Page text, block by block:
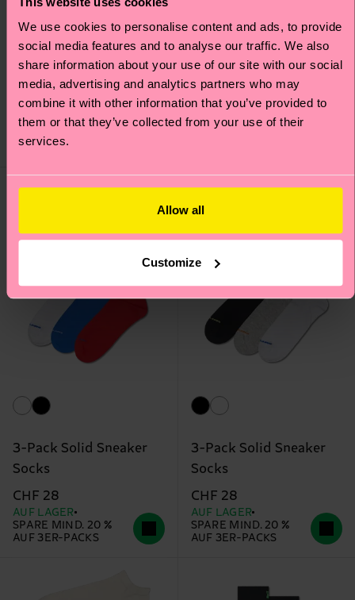
We use cookies to personalise content and ads, to provide
social media features and to analyse our traffic. We also
share information about your use of our site with our social
media, advertising and analytics partners who may
combine it with other information that you’ve provided to
them or that they’ve collected from your use of their
services.
Allow all
Customize
3-Pack Kisses Short
Boxers
CHF 50
AUF LAGER
SPARE MIND. 20 %
AUF 3ER-PACKS
3-Pack Solid Socks
CHF 28
AUF LAGER
3-Pack Solid Sneaker
Socks
CHF 28
AUF LAGER
SPARE MIND. 20 %
AUF 3ER-PACKS
3-Pack Solid Sneaker
Socks
CHF 28
AUF LAGER
SPARE MIND. 20 %
AUF 3ER-PACKS